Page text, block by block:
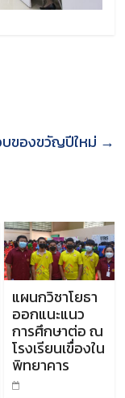
ของขวัญปีใหม่ →
แผนกวิชาโยธา
ออกแนะแนว
การศึกษาต่อ ณ
โรงเรียนเขื่องใน
พิทยาคาร